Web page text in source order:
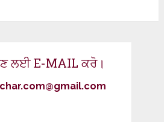
ਲਈ E-MAIL ਕਰੋ।